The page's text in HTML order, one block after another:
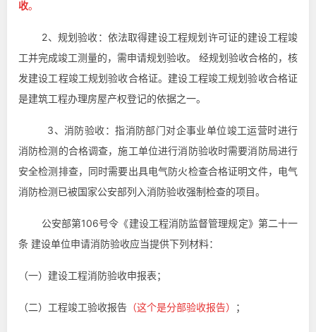
收。
2、规划验收： 依法取得建设工程规划许可证的建设工程竣
工并完成竣工测量的，需申请规划验收。 经规划验收合格的，核
发建设工程竣工规划验收合格证。建设工程竣工规划验收合格证
是建筑工程办理房屋产权登记的依据之一。
3、消防验收：指消防部门对企事业单位竣工运营时进行
消防检测的合格调查，施工单位进行消防验收时需要消防局进行
安全检测排查，同时需要出具电气防火检查合格证明文件，电气
消防检测已被国家公安部列入消防验收强制检查的项目。
公安部第106号令《建设工程消防监督管理规定》第二十一
条 建设单位申请消防验收应当提供下列材料：
（一）建设工程消防验收申报表；
（二） 工程竣工验收报告 （这个是分部验收报告） ；